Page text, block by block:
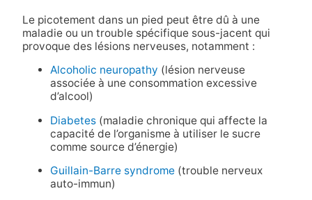
Le picotement dans un pied peut être dû à une
maladie ou un trouble spécifique sous-jacent qui
provoque des lésions nerveuses, notamment :
Alcoholic neuropathy (lésion nerveuse
associée à une consommation excessive
d’alcool)
Diabetes(maladie chronique qui affecte la
capacité de l’organisme à utiliser le sucre
comme source d’énergie)
Guillain-Barre syndrome(trouble nerveux
auto-immun)